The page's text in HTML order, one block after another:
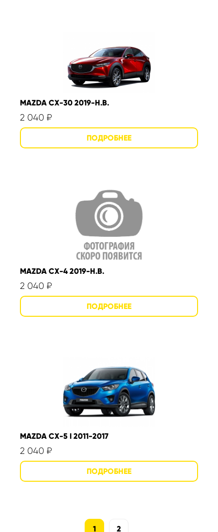
MAZDA CX-30 2019-Н.В.
2 040 ₽
MAZDA CX-4 2019-Н.В.
2 040 ₽
MAZDA CX-5 I 2011-2017
2 040 ₽
1 2